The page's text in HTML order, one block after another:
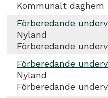
Kommunalt daghem
Förberedande
Nyland
Förberedande
Förberedande
Nyland
Förberedande